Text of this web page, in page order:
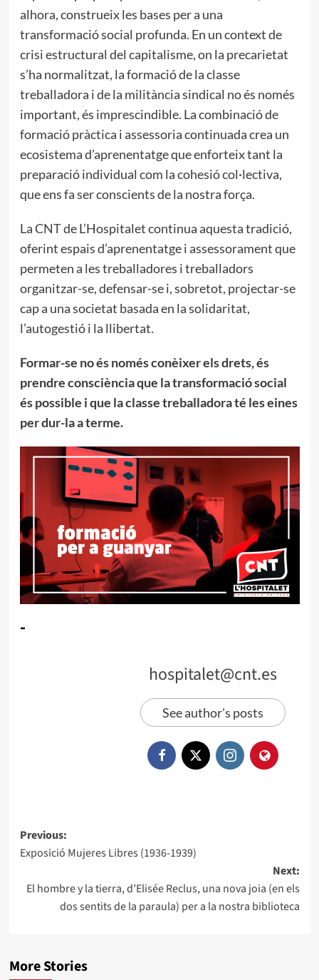
alhora, construeix les bases per a una
transformació social profunda. En un context de
crisi estructural del capitalisme, on la precarietat
s’ha normalitzat, la formació de la classe
treballadora i de la militància sindical no és només
important, és imprescindible. La combinació de
formació pràctica i assessoria continuada crea un
ecosistema d’aprenentatge que enforteix tant la
preparació individual com la cohesió col·lectiva,
que ens fa ser conscients de la nostra força.
La CNT de L’Hospitalet continua aquesta tradició,
oferint espais d’aprenentatge i assessorament que
permeten a les treballadores i treballadors
organitzar-se, defensar-se i, sobretot, projectar-se
cap a una societat basada en la solidaritat,
l’autogestió i la llibertat.
Formar-se no és només conèixer els drets, és
prendre consciència que la transformació social
és possible i que la classe treballadora té les eines
per dur-la a terme.
-
hospitalet@cnt.es
See author's posts
Previous:
Exposició Mujeres Libres (1936-1939)
Next:
El hombre y la tierra, d’Elisée Reclus, una nova joia (en els
dos sentits de la paraula) per a la nostra biblioteca
More Stories